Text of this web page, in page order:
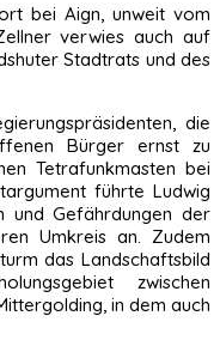
bei Aign, unweit vom
verwies auch auf
Stadtrats und des
die
Bürger ernst zu
Tetrafunkmasten bei
führte Ludwig
und Gefährdungen der
Umkreis an. Zudem
das Landschaftsbild
zwischen
in dem auch